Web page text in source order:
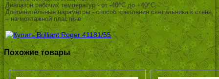
Диапазон рабочих температур - от -40^C до +40^C,
Дополнительные параметры - способ крепления светильника к стене
– на монтажной пластине
Похожие товары